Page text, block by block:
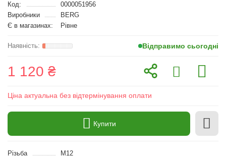
Код:
0000051956
Виробники
BERG
Є в магазинах:
Рівне
Відправимо сьогодні
1 120 ₴
Ціна актуальна без відтермінування оплати
Купити
Різьба
M12